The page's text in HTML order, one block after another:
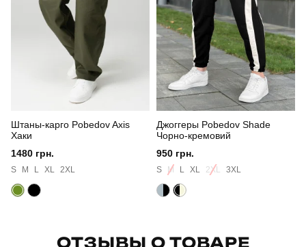
Склад тканини 100% поліестер
Країна - виробник україна
Штаны-карго Pobedov Axis
Хаки
1480 грн.
S M L XL 2XL
Джоггеры Pobedov Shade
Чорно-кремовий
950 грн.
S M L XL 2XL 3XL
ОТЗЫВЫ О ТОВАРЕ